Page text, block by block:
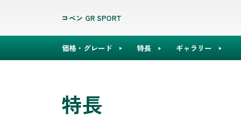
コペン GR SPORT
価格・グレード 特長 ギャラリー
特長